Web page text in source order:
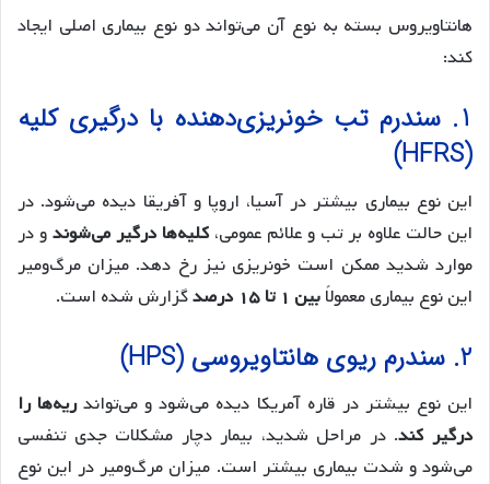
هانتاویروس بسته به نوع آن می‌تواند دو نوع بیماری اصلی ایجاد
کند:
1. سندرم تب خونریزی‌دهنده با درگیری کلیه
(HFRS)
این نوع بیماری بیشتر در آسیا، اروپا و آفریقا دیده می‌شود. در
این حالت علاوه بر تب و علائم عمومی،کلیه‌ها درگیر می‌شوندو در
موارد شدید ممکن است خونریزی نیز رخ دهد. میزان مرگ‌ومیر
این نوع بیماری معمولاًبین ۱ تا ۱۵ درصد گزارش شده است.
2. سندرم ریوی هانتاویروسی (HPS)
این نوع بیشتر در قاره آمریکا دیده می‌شود و می‌تواندریه‌ها را
درگیر کند. در مراحل شدید، بیمار دچار مشکلات جدی تنفسی
می‌شود و شدت بیماری بیشتر است. میزان مرگ‌ومیر در این نوع